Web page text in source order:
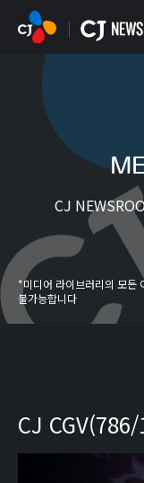
CJ
*미디어 라이브러리의 모든
불가능합니다
CJ